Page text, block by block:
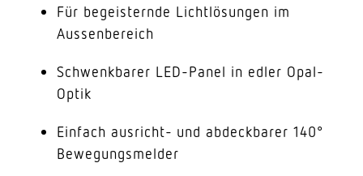
Für begeisternde Lichtlösungen im
Aussenbereich
Schwenkbarer LED-Panel in edler Opal-
Optik
Einfach ausricht- und abdeckbarer 140°
Bewegungsmelder